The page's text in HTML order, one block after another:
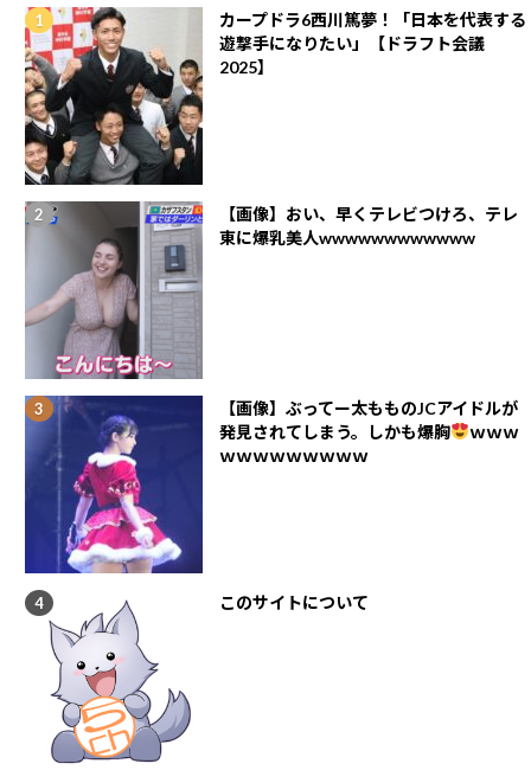
カープドラ6西川篤夢！「日本を代表する
遊撃手になりたい」【ドラフト会議
2025】
【画像】おい、早くテレビつけろ、テレ
東に爆乳美人wwwwwwwwwwww
【画像】ぶってー太もものJCアイドルが
発見されてしまう。しかも爆胸
ｗｗｗ
ｗｗｗｗｗｗｗｗｗ
このサイトについて